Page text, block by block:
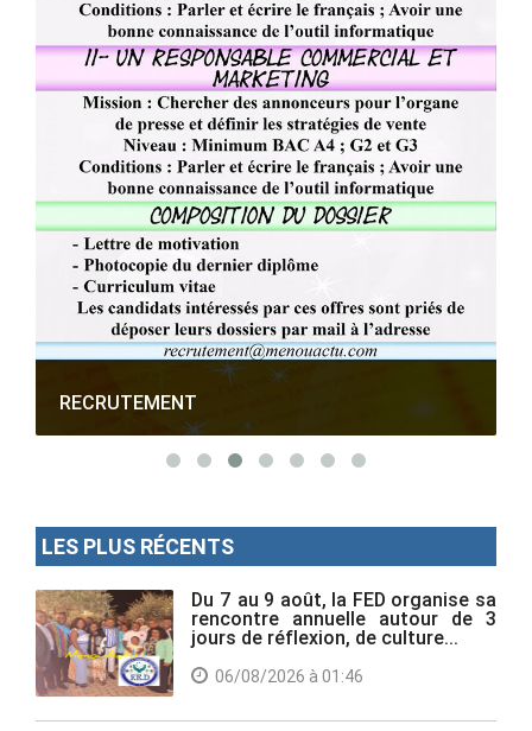
RECRUTEMENT
LES PLUS RÉCENTS
Du 7 au 9 août, la FED organise sa
rencontre annuelle autour de 3
jours de réflexion, de culture...
06/08/2026 à 01:46